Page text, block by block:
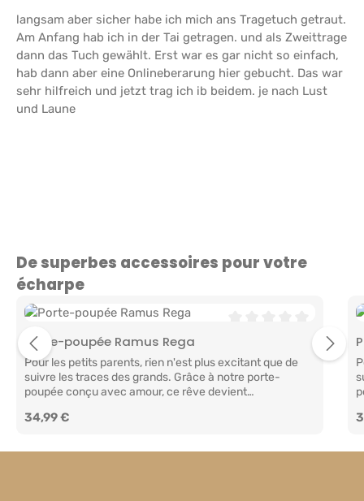
langsam aber sicher habe ich mich ans Tragetuch getraut.
Am Anfang hab ich in der Tai getragen. und als Zweittrage
dann das Tuch gewählt. Erst war es gar nicht so einfach,
hab dann aber eine Onlineberarung hier gebucht. Das war
sehr hilfreich und jetzt trag ich ib beidem. je nach Lust
und Laune
Ignorer la galerie de produits
De superbes accessoires pour votre
écharpe
Note moyenne de 0
Porte-poupée Ramus Rega
Pour les petits parents, rien n'est plus excitant que de
suivre les traces des grands. Grâce à notre porte-
poupée conçu avec amour, ce rêve devient
poupée offre un espace douillet et sécurisé pour le jouet
leur monde d'adultes, et quoi de plus agréable que
Prix régulier :
34,99 €